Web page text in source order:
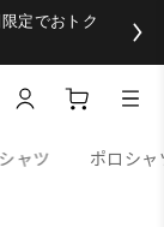
定でおトク
ャツ ポロシャ